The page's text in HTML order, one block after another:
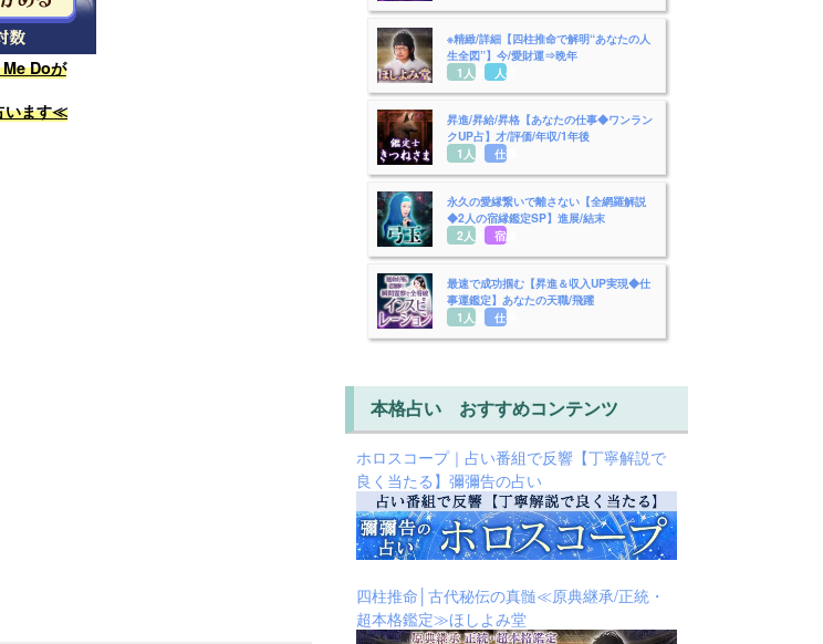
Doが
います≪
※精緻/詳細【四柱推命で解明“あなたの人
生全図”】今/愛財運⇒晩年
1人用
人生
昇進/昇給/昇格【あなたの仕事◆ワンラン
クUP占】才/評価/年収/1年後
1人用
仕事
永久の愛縁繋いで離さない【全網羅解説
◆2人の宿縁鑑定SP】進展/結末
2人用
宿縁
最速で成功掴む【昇進＆収入UP実現◆仕
事運鑑定】あなたの天職/飛躍
1人用
仕事
本格占い おすすめコンテンツ
ホロスコープ｜占い番組で反響【丁寧解説で
良く当たる】彌彌告の占い
四柱推命│古代秘伝の真髄≪原典継承/正統・
超本格鑑定≫ほしよみ堂